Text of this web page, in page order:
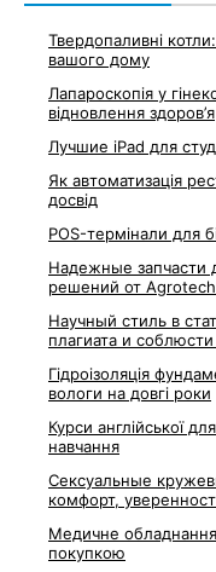
Твердопаливні
вашого дому
Лапароскопія у
відновлення здоров’я
Лучшие iPad для
Як автоматизація
досвід
POS-термінали для
Надежные запчасти
решений от
Научный стиль в
плагиата и
Гідроізоляція
вологи на довгі роки
Курси англійської
навчання
Сексуальные
комфорт,
Медичне
покупкою